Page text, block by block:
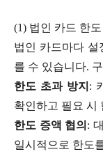
(1) 법인 카드 한
법인 카드마다
를 수 있습니다.
한도 초과 방지 :
확인하고 필요 시
한도 증액 협의 :
일시적으로 한도